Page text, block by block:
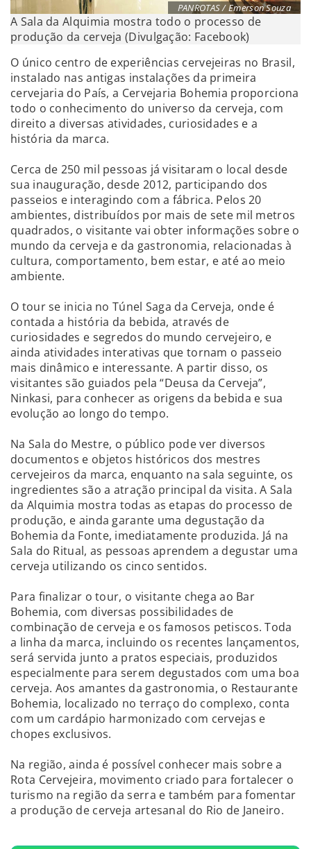
PANROTAS / Emerson Souza
A Sala da Alquimia mostra todo o processo de
produção da cerveja (Divulgação: Facebook)
O único centro de experiências cervejeiras no Brasil,
instalado nas antigas instalações da primeira
cervejaria do País, a Cervejaria Bohemia proporciona
todo o conhecimento do universo da cerveja, com
direito a diversas atividades, curiosidades e a
história da marca.
Cerca de 250 mil pessoas já visitaram o local desde
sua inauguração, desde 2012, participando dos
passeios e interagindo com a fábrica. Pelos 20
ambientes, distribuídos por mais de sete mil metros
quadrados, o visitante vai obter informações sobre o
mundo da cerveja e da gastronomia, relacionadas à
cultura, comportamento, bem estar, e até ao meio
ambiente.
O tour se inicia no Túnel Saga da Cerveja, onde é
contada a história da bebida, através de
curiosidades e segredos do mundo cervejeiro, e
ainda atividades interativas que tornam o passeio
mais dinâmico e interessante. A partir disso, os
visitantes são guiados pela “Deusa da Cerveja”,
Ninkasi, para conhecer as origens da bebida e sua
evolução ao longo do tempo.
Na Sala do Mestre, o público pode ver diversos
documentos e objetos históricos dos mestres
cervejeiros da marca, enquanto na sala seguinte, os
ingredientes são a atração principal da visita. A Sala
da Alquimia mostra todas as etapas do processo de
produção, e ainda garante uma degustação da
Bohemia da Fonte, imediatamente produzida. Já na
Sala do Ritual, as pessoas aprendem a degustar uma
cerveja utilizando os cinco sentidos.
Para finalizar o tour, o visitante chega ao Bar
Bohemia, com diversas possibilidades de
combinação de cerveja e os famosos petiscos. Toda
a linha da marca, incluindo os recentes lançamentos,
será servida junto a pratos especiais, produzidos
especialmente para serem degustados com uma boa
cerveja. Aos amantes da gastronomia, o Restaurante
Bohemia, localizado no terraço do complexo, conta
com um cardápio harmonizado com cervejas e
chopes exclusivos.
Na região, ainda é possível conhecer mais sobre a
Rota Cervejeira, movimento criado para fortalecer o
turismo na região da serra e também para fomentar
a produção de cerveja artesanal do Rio de Janeiro.